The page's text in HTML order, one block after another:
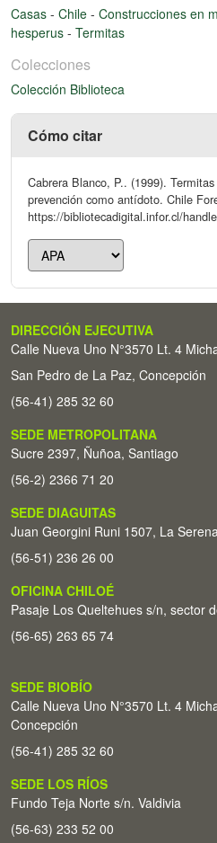
Casas - Chile - Construcciones en
hesperus - Termitas
Colecciones
Colección Biblioteca
Cómo citar
Cabrera Blanco, P.. (1999).
prevención como antídoto. Chile
https://bibliotecadigital.infor.cl/
DIRECCIÓN EJECUTIVA
Calle Nueva Uno N°3570 Lt. 4
San Pedro de La Paz, Concepción
(56-41) 285 32 60
SEDE METROPOLITANA
Sucre 2397, Ñuñoa, Santiago
(56-2) 2366 71 20
SEDE DIAGUITAS
Juan Georgini Runi 1507, La
(56-51) 236 26 00
OFICINA CHILOÉ
Pasaje Los Queltehues s/n, sector
(56-65) 263 65 74
SEDE BIOBÍO
Calle Nueva Uno N°3570 Lt. 4
Concepción
(56-41) 285 32 60
SEDE LOS RÍOS
Fundo Teja Norte s/n. Valdivia
(56-63) 233 52 00